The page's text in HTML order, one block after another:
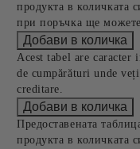
продукта в количката
при поръчка ще
Acest tabel are caracter
de cumpărături unde
creditare.
Предоставената
продукта в количката